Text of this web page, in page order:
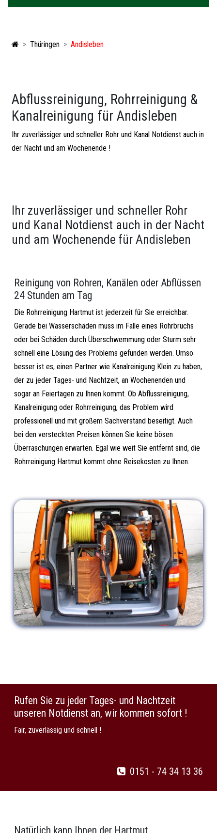
Thüringen Andisleben
Abflussreinigung, Rohrreinigung &
Kanalreinigung für Andisleben
Ihr zuverlässiger und schneller Rohr und Kanal Notdienst auch in
der Nacht und am Wochenende !
Ihr zuverlässiger und schneller Rohr
und Kanal Notdienst auch in der Nacht
und am Wochenende für Andisleben
Reinigung von Rohren, Kanälen oder Abflüssen
24 Stunden am Tag
Die Rohrreinigung Hartmut ist jederzeit für Sie erreichbar.
Gerade bei Wasserschäden muss im Falle eines Rohrbruchs
oder bei Schäden durch Überschwemmung oder Sturm sehr
schnell eine Lösung des Problems gefunden werden. Umso
besser ist es, einen Partner wie Kanalreinigung Klein zu haben,
der zu jeder Tages- und Nachtzeit, an Wochenenden und
sogar an Feiertagen zu Ihnen kommt. Ob Abflussreinigung,
Kanalreinigung oder Rohrreinigung, das Problem wird
professionell und mit großem Sachverstand beseitigt. Auch
bei den versteckten Preisen können Sie keine bösen
Überraschungen erwarten. Egal wie weit Sie entfernt sind, die
Rohrreinigung Hartmut kommt ohne Reisekosten zu Ihnen.
Rufen Sie zu jeder Tages- und Nachtzeit
unseren Notdienst an, wir kommen sofort !
Fair, zuverlässig und schnell !
0151 - 74 34 13 36
Natürlich kann Ihnen der Hartmut